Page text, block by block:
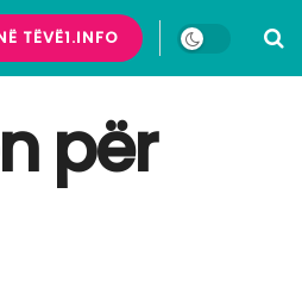
TËVË1.INFO
për